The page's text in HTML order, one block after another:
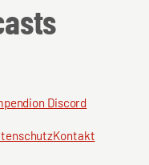
Discord
Kontakt